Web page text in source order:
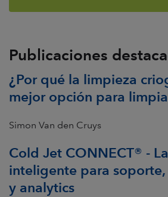
Publicaciones
¿Por qué la limpieza
mejor opción para
Simon Van den Cruys
Cold Jet CONNECT® -
inteligente para
y analytics